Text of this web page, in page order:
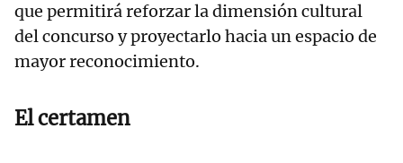
que permitirá reforzar la dimensión cultural
del concurso y proyectarlo hacia un espacio de
mayor reconocimiento.
El certamen